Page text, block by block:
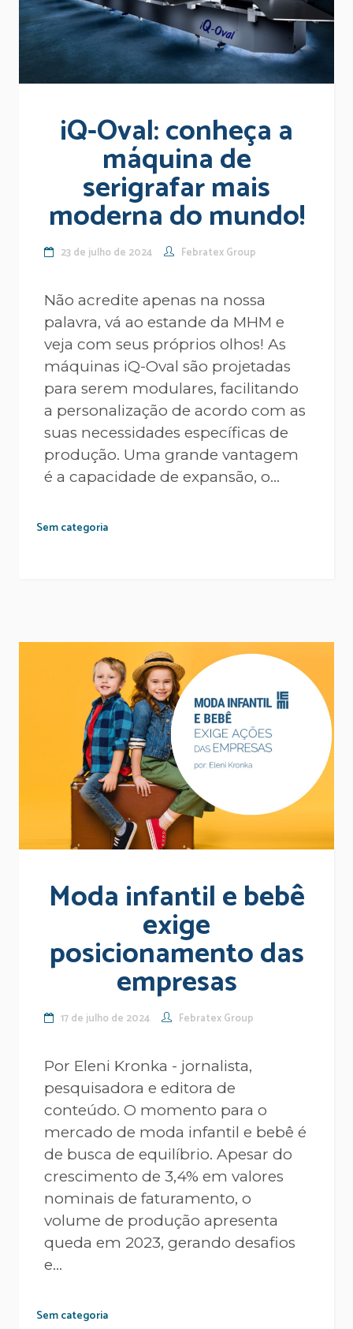
iQ-Oval: conheça a
máquina de
serigrafar mais
moderna do mundo!
23 de julho de 2024 Febratex Group
Não acredite apenas na nossa
palavra, vá ao estande da MHM e
veja com seus próprios olhos! As
máquinas iQ-Oval são projetadas
para serem modulares, facilitando
a personalização de acordo com as
suas necessidades específicas de
produção. Uma grande vantagem
é a capacidade de expansão, o...
Sem categoria
Moda infantil e bebê
exige
posicionamento das
empresas
17 de julho de 2024 Febratex Group
Por Eleni Kronka - jornalista,
pesquisadora e editora de
conteúdo. O momento para o
mercado de moda infantil e bebê é
de busca de equilíbrio. Apesar do
crescimento de 3,4% em valores
nominais de faturamento, o
volume de produção apresenta
queda em 2023, gerando desafios
e...
Sem categoria